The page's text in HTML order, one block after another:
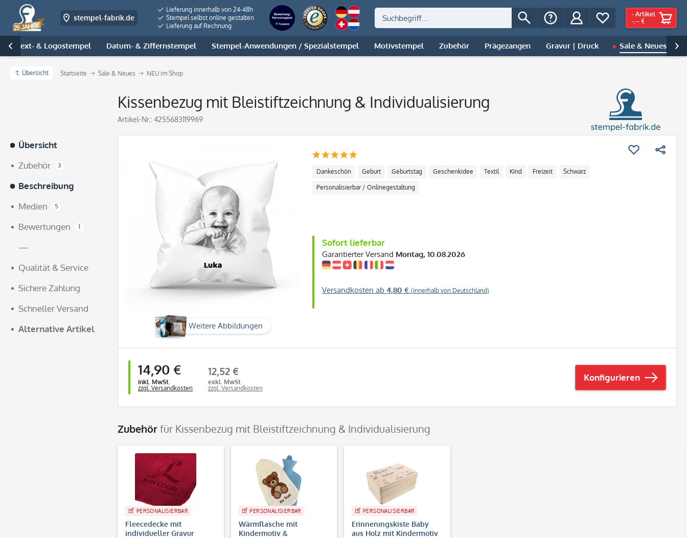
stempel-fabrik.de
Lieferung innerhalb von 24-48h
Stempel selbst online gestalten
Lieferung auf Rechnung
- Artikel
-,-- €
Text- & Logostempel Datum- & Ziffernstempel Stempel-Anwendungen / Spezialstempel Motivstempel Zubehör Prägezangen Gravur | Druck Sale & Neues
 
Übersicht Startseite Sale & Neues NEU im Shop
Kissenbezug mit Bleistiftzeichnung & Individualisierung
Artikel-Nr.: 4255683119969
Übersicht
Zubehör
3
Beschreibung
Medien
5
Bewertungen 1
—
Qualität & Service
Sichere Zahlung
Schneller Versand
Alternative Artikel
Weitere Abbildungen
Dankeschön Geburt Geburtstag Geschenkidee Textil Kind Freizeit Schwarz
Personalisierbar / Onlinegestaltung
Sofort lieferbar
Garantierter Versand Montag, 10.08.2026
Versandkosten ab 4,80 € (innerhalb von Deutschland)
14,90 €
inkl. MwSt.
zzgl. Versandkosten
12,52 €
exkl. MwSt.
zzgl. Versandkosten
Konfigurieren
Zubehörfür Kissenbezug mit Bleistiftzeichnung & Individualisierung
PERSONALISIERBAR
Fleecedecke mit
individueller Gravur
PERSONALISIERBAR
Wärmflasche mit
Kindermotiv &
PERSONALISIERBAR
Erinnerungskiste Baby
aus Holz mit Kindermotiv